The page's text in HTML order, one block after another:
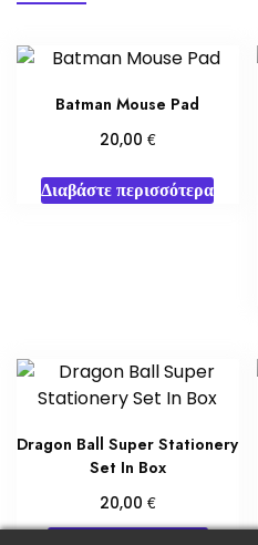
Batman Mouse Pad
20,00 €
Διαβάστε περισσότερα
Dragon Ball Super Stationery
Set In Box
20,00 €